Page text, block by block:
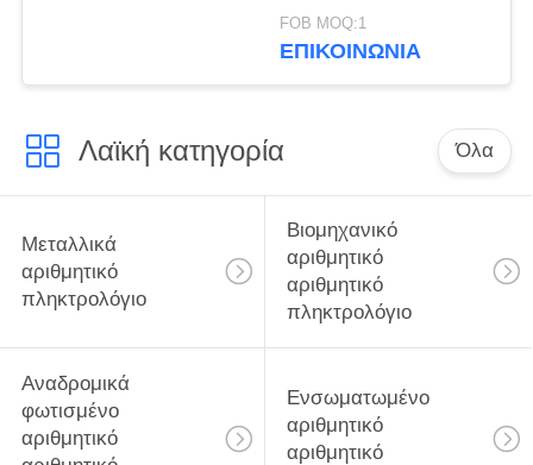
C001055 διεπαφή
R232, πληκτρολόγιο
FOB MOQ:1
ΕΠΙΚΟΙΝΩΝΊΑ
Λαϊκή κατηγορία Όλα
Μεταλλικά
αριθμητικό
πληκτρολόγιο
Βιομηχανικό
αριθμητικό
αριθμητικό
πληκτρολόγιο
Αναδρομικά
φωτισμένο
αριθμητικό
Ενσωματωμένο
αριθμητικό
αριθμητικό